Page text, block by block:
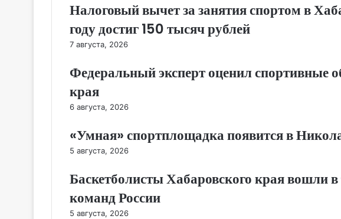
Налоговый вычет за занятия спортом в
году достиг 150 тысяч рублей
7 августа, 2026
Федеральный эксперт оценил спортивные
края
6 августа, 2026
«Умная» спортплощадка появится в
5 августа, 2026
Баскетболисты Хабаровского края вошли в
команд России
5 августа, 2026